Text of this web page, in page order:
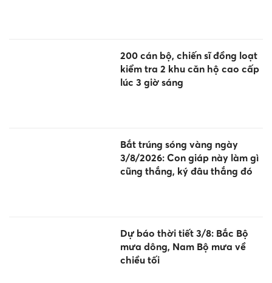
200 cán bộ, chiến sĩ đồng loạt
kiểm tra 2 khu căn hộ cao cấp
lúc 3 giờ sáng
Bắt trúng sóng vàng ngày
3/8/2026: Con giáp này làm gì
cũng thắng, ký đâu thắng đó
Dự báo thời tiết 3/8: Bắc Bộ
mưa dông, Nam Bộ mưa về
chiều tối